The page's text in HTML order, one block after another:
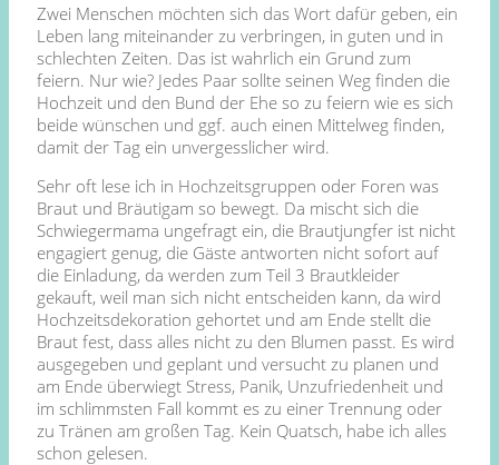
Zwei Menschen möchten sich das Wort dafür geben, ein
Leben lang miteinander zu verbringen, in guten und in
schlechten Zeiten. Das ist wahrlich ein Grund zum
feiern. Nur wie? Jedes Paar sollte seinen Weg finden die
Hochzeit und den Bund der Ehe so zu feiern wie es sich
beide wünschen und ggf. auch einen Mittelweg finden,
damit der Tag ein unvergesslicher wird.
Sehr oft lese ich in Hochzeitsgruppen oder Foren was
Braut und Bräutigam so bewegt. Da mischt sich die
Schwiegermama ungefragt ein, die Brautjungfer ist nicht
engagiert genug, die Gäste antworten nicht sofort auf
die Einladung, da werden zum Teil 3 Brautkleider
gekauft, weil man sich nicht entscheiden kann, da wird
Hochzeitsdekoration gehortet und am Ende stellt die
Braut fest, dass alles nicht zu den Blumen passt. Es wird
ausgegeben und geplant und versucht zu planen und
am Ende überwiegt Stress, Panik, Unzufriedenheit und
im schlimmsten Fall kommt es zu einer Trennung oder
zu Tränen am großen Tag. Kein Quatsch, habe ich alles
schon gelesen.